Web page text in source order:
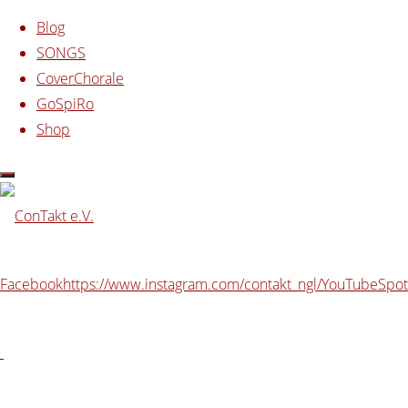
Zum Inhalt springen
Blog
SONGS
CoverChorale
GoSpiRo
Shop
Facebookhttps://www.instagram.com/contakt_ngl/YouTube
StartBeiträge verschlagwortet mit "Jugendwallfahrt"
Schlagwort:
Jugendwallfahrt